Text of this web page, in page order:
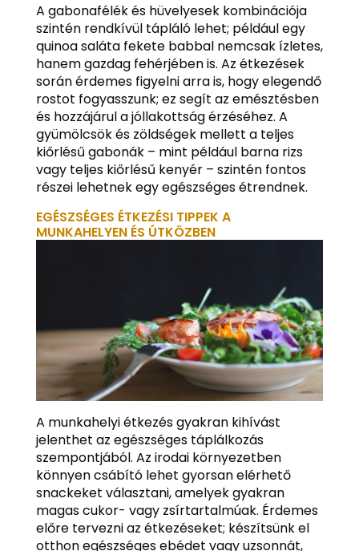
A gabonafélék és hüvelyesek kombinációja
szintén rendkívül tápláló lehet; például egy
quinoa saláta fekete babbal nemcsak ízletes,
hanem gazdag fehérjében is. Az étkezések
során érdemes figyelni arra is, hogy elegendő
rostot fogyasszunk; ez segít az emésztésben
és hozzájárul a jóllakottság érzéséhez. A
gyümölcsök és zöldségek mellett a teljes
kiőrlésű gabonák – mint például barna rizs
vagy teljes kiőrlésű kenyér – szintén fontos
részei lehetnek egy egészséges étrendnek.
EGÉSZSÉGES ÉTKEZÉSI TIPPEK A
MUNKAHELYEN ÉS ÚTKÖZBEN
A munkahelyi étkezés gyakran kihívást
jelenthet az egészséges táplálkozás
szempontjából. Az irodai környezetben
könnyen csábító lehet gyorsan elérhető
snackeket választani, amelyek gyakran
magas cukor- vagy zsírtartalmúak. Érdemes
előre tervezni az étkezéseket; készítsünk el
otthon egészséges ebédet vagy uzsonnát,